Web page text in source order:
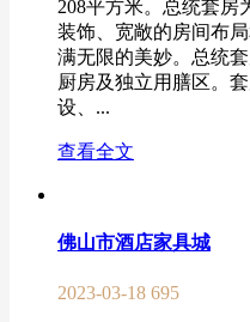
208平方米。总统套房
装饰、宽敞的房间布
满无限的美妙。总统
厨房及独立用膳区。
设、...
查看全文
佛山市酒店家具城
2023-03-18 695